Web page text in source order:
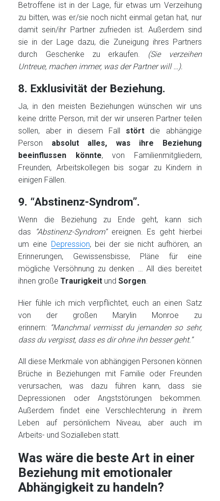
Betroffene ist in der Lage, für etwas um Verzeihung
zu bitten, was er/sie noch nicht einmal getan hat, nur
damit sein/ihr Partner zufrieden ist. Außerdem sind
sie in der Lage dazu, die Zuneigung ihres Partners
durch Geschenke zu erkaufen. (Sie verzeihen
Untreue, machen immer, was der Partner will …).
8. Exklusivität der Beziehung.
Ja, in den meisten Beziehungen wünschen wir uns
keine dritte Person, mit der wir unseren Partner teilen
sollen, aber in diesem Fall stört die abhängige
Person absolut alles, was ihre Beziehung
beeinflussen könnte, von Familienmitgliedern,
Freunden, Arbeitskollegen bis sogar zu Kindern in
einigen Fällen.
9. “Abstinenz-Syndrom”.
Wenn die Beziehung zu Ende geht, kann sich
das
“Abstinenz-Syndrom” ereignen. Es geht hierbei
um eine Depression, bei der sie nicht aufhören, an
Erinnerungen, Gewissensbisse, Pläne für eine
mögliche Versöhnung zu denken … All dies bereitet
ihnen großeTraurigkeit undSorgen.
Hier fühle ich mich verpflichtet, euch an einen Satz
von der großen Marylin Monroe zu
erinnern: “Manchmal vermisst du jemanden so sehr,
dass du vergisst, dass es dir ohne ihn besser geht.”
All diese Merkmale von abhängigen Personen können
Brüche in Beziehungen mit Familie oder Freunden
verursachen, was dazu führen kann, dass sie
Depressionen oder Angststörungen bekommen.
Außerdem findet eine Verschlechterung in ihrem
Leben auf persönlichem Niveau, aber auch im
Arbeits- und Sozialleben statt.
Was wäre die beste Art in einer
Beziehung mit emotionaler
Abhängigkeit zu handeln?